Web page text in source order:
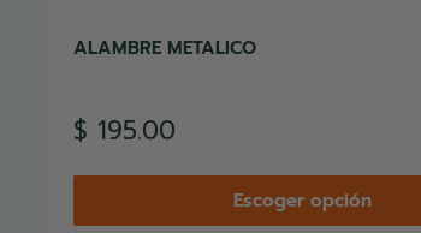
ALAMBRE METALICO
Precio
venta
$ 195.00
Escoger opción